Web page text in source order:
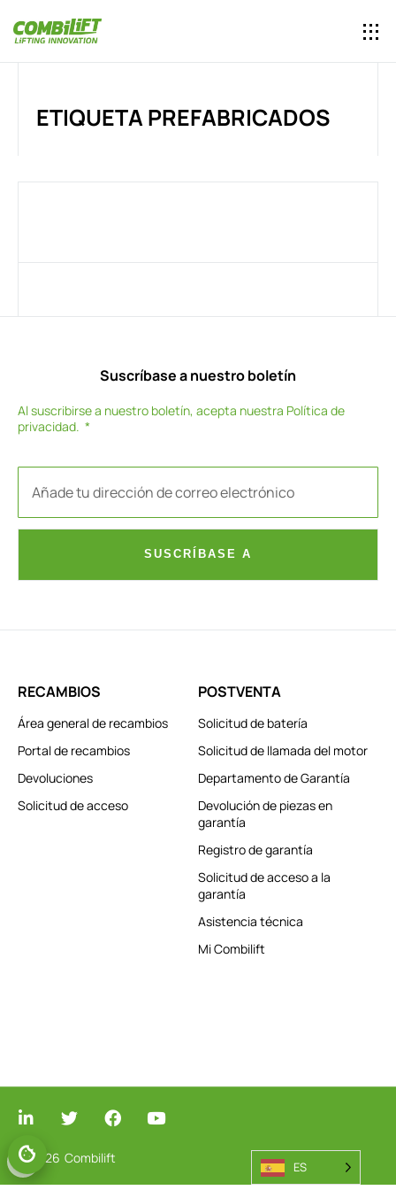
ETIQUETA PREFABRICADOS
Suscríbase a nuestro boletín
Al suscribirse a nuestro boletín, acepta nuestra Política de
privacidad.
SUSCRÍBASE A
RECAMBIOS
Área general de recambios
Portal de recambios
Devoluciones
Solicitud de acceso
POSTVENTA
Solicitud de batería
Solicitud de llamada del motor
Departamento de Garantía
Devolución de piezas en
garantía
Registro de garantía
Solicitud de acceso a la
garantía
Asistencia técnica
Mi Combilift
© 2026 Combilift
ES